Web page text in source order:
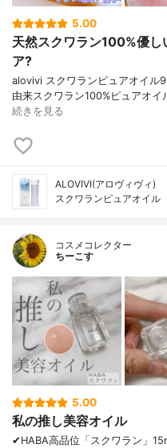
5.00
天然スクワラン100%優
ア?
alovivi スクワランピュアオイ
由来スクワラン100%ピュアオ
続きを見る
ALOVIVI(アロヴィヴィ)
スクワランピュアオイル
コスメコレクター
ちーこす
5.00
私の推し美容オイル
✔︎HABA高品位「スクワラン」